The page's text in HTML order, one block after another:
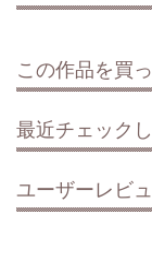
この作品を買
最近チェック
ユーザーレビ